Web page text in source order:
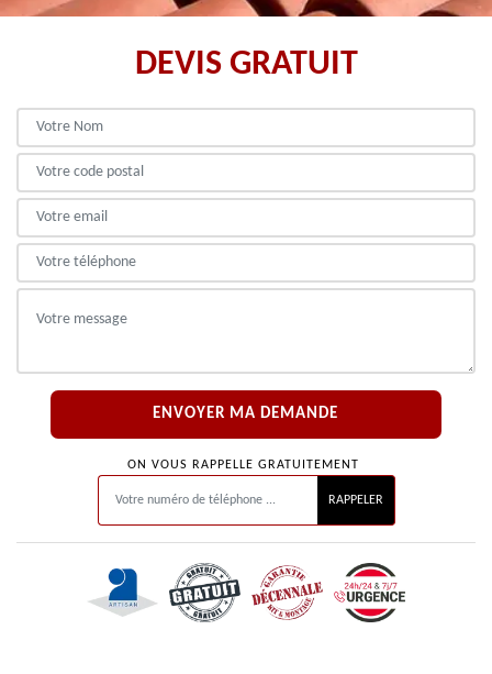
DEVIS GRATUIT
ON VOUS RAPPELLE GRATUITEMENT